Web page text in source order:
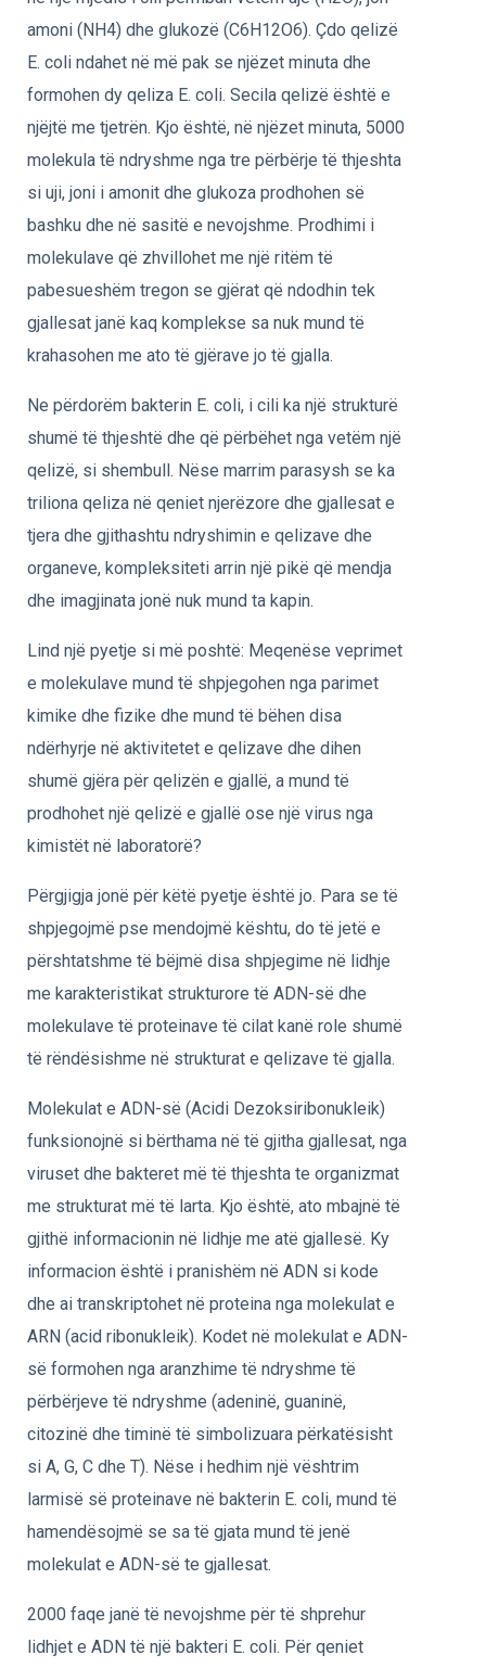
amoni (NH4) dhe glukozë (C6H12O6). Çdo qelizë
E. coli ndahet në më pak se njëzet minuta dhe
formohen dy qeliza E. coli. Secila qelizë është e
njëjtë me tjetrën. Kjo është, në njëzet minuta, 5000
molekula të ndryshme nga tre përbërje të thjeshta
si uji, joni i amonit dhe glukoza prodhohen së
bashku dhe në sasitë e nevojshme. Prodhimi i
molekulave që zhvillohet me një ritëm të
pabesueshëm tregon se gjërat që ndodhin tek
gjallesat janë kaq komplekse sa nuk mund të
krahasohen me ato të gjërave jo të gjalla.
Ne përdorëm bakterin E. coli, i cili ka një strukturë
shumë të thjeshtë dhe që përbëhet nga vetëm një
qelizë, si shembull. Nëse marrim parasysh se ka
triliona qeliza në qeniet njerëzore dhe gjallesat e
tjera dhe gjithashtu ndryshimin e qelizave dhe
organeve, kompleksiteti arrin një pikë që mendja
dhe imagjinata jonë nuk mund ta kapin.
Lind një pyetje si më poshtë: Meqenëse veprimet
e molekulave mund të shpjegohen nga parimet
kimike dhe fizike dhe mund të bëhen disa
ndërhyrje në aktivitetet e qelizave dhe dihen
shumë gjëra për qelizën e gjallë, a mund të
prodhohet një qelizë e gjallë ose një virus nga
kimistët në laboratorë?
Përgjigja jonë për këtë pyetje është jo. Para se të
shpjegojmë pse mendojmë kështu, do të jetë e
përshtatshme të bëjmë disa shpjegime në lidhje
me karakteristikat strukturore të ADN-së dhe
molekulave të proteinave të cilat kanë role shumë
të rëndësishme në strukturat e qelizave të gjalla.
Molekulat e ADN-së (Acidi Dezoksiribonukleik)
funksionojnë si bërthama në të gjitha gjallesat, nga
viruset dhe bakteret më të thjeshta te organizmat
me strukturat më të larta. Kjo është, ato mbajnë të
gjithë informacionin në lidhje me atë gjallesë. Ky
informacion është i pranishëm në ADN si kode
dhe ai transkriptohet në proteina nga molekulat e
ARN (acid ribonukleik). Kodet në molekulat e ADN-
së formohen nga aranzhime të ndryshme të
përbërjeve të ndryshme (adeninë, guaninë,
citozinë dhe timinë të simbolizuara përkatësisht
si A, G, C dhe T). Nëse i hedhim një vështrim
larmisë së proteinave në bakterin E. coli, mund të
hamendësojmë se sa të gjata mund të jenë
molekulat e ADN-së te gjallesat.
2000 faqe janë të nevojshme për të shprehur
lidhjet e ADN të një bakteri E. coli. Për qeniet